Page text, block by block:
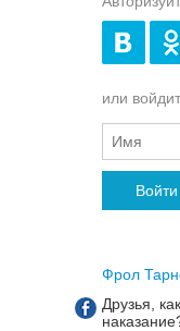
или
Войти
Фрол
Друзья,